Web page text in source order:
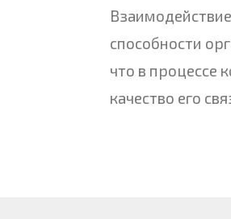
способности
что в процессе
качество его